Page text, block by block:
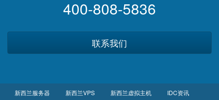
400-808-5836
联系我们
新西兰服务器 新西兰VPS 新西兰虚拟主机 IDC资讯